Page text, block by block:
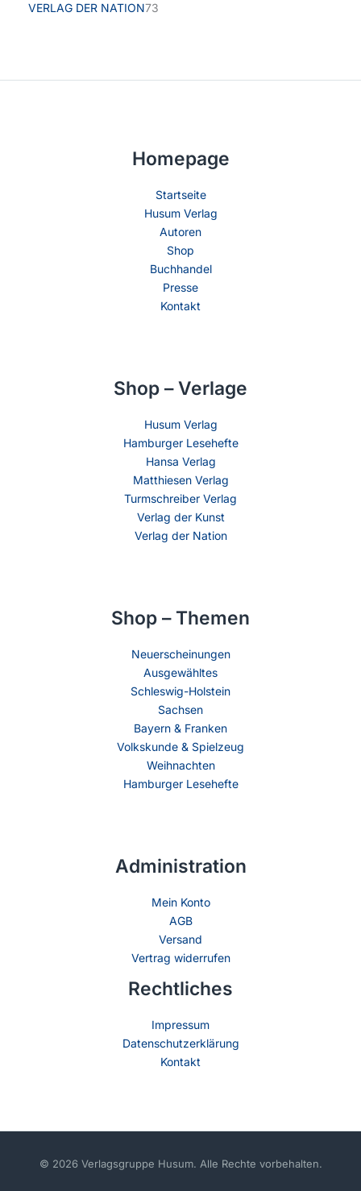
VERLAG DER NATION73
Homepage
Startseite
Husum Verlag
Autoren
Shop
Buchhandel
Presse
Kontakt
Shop – Verlage
Husum Verlag
Hamburger Lesehefte
Hansa Verlag
Matthiesen Verlag
Turmschreiber Verlag
Verlag der Kunst
Verlag der Nation
Shop – Themen
Neuerscheinungen
Ausgewähltes
Schleswig-Holstein
Sachsen
Bayern & Franken
Volkskunde & Spielzeug
Weihnachten
Hamburger Lesehefte
Administration
Mein Konto
AGB
Versand
Vertrag widerrufen
Rechtliches
Impressum
Datenschutzerklärung
Kontakt
© 2026 Verlagsgruppe Husum. Alle Rechte vorbehalten.